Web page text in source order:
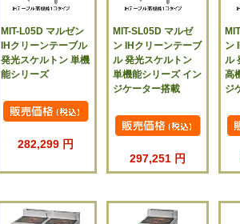
MIT-L05D マルゼン
IHクリーンテーブル
発光スケルトン 単機
能シリーズ
282,299 円
MIT-SL05D マルゼ
ン IHクリーンテーブ
ル 発光スケルトン
単機能シリーズ イン
ジケーター搭載
297,251 円
ン
ル
高
ジ